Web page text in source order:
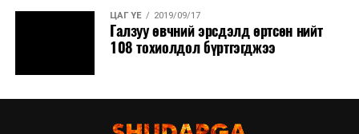
ЦАГ ҮЕ 2019/09/17
Галзуу өвчний эрсдэлд өртсөн нийт
108 тохиолдол бүртгэгджээ